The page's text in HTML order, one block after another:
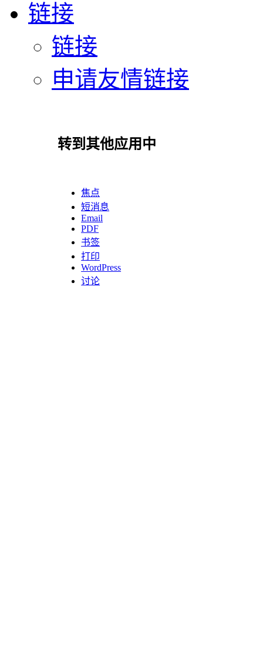
链接
链接
申请友情链接
转到其他应用中
焦点
短消息
Email
PDF
书签
打印
WordPress
讨论